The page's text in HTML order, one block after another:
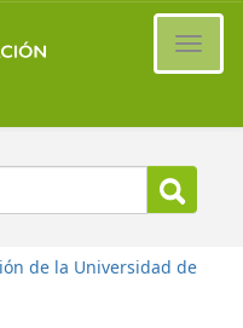
de la Universidad de